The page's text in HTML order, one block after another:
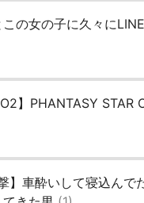
この女の子に久々に
】PHANTASY
撃】車酔いして寝込ん